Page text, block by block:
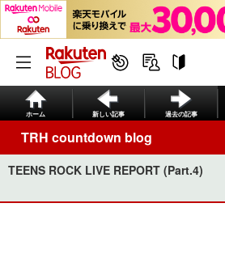
ホーム 新しい記事 過去の記事
TRH countdown blog
TEENS ROCK LIVE REPORT (Part.4)